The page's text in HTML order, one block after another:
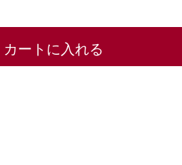
カートに入れる